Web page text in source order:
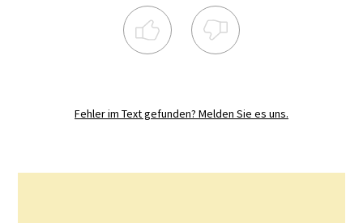
Fehler im Text gefunden? Melden Sie es uns.